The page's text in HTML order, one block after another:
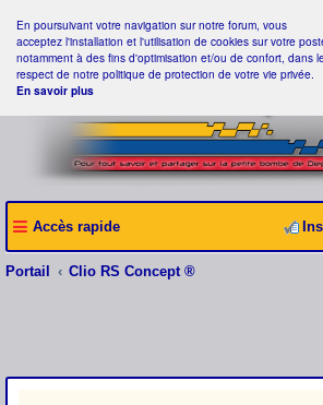
En poursuivant votre navigation sur notre forum, vous
acceptez l'installation et l'utilisation de cookies sur votre
notamment à des fins d'optimisation et/ou de confort, dans
respect de notre politique de protection de votre vie privée.
En savoir plus
Accès rapide
Portail Clio RS Concept ®